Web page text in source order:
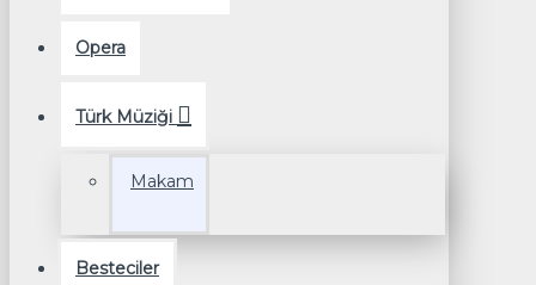
Opera
Türk Müziği
Makam
Besteciler